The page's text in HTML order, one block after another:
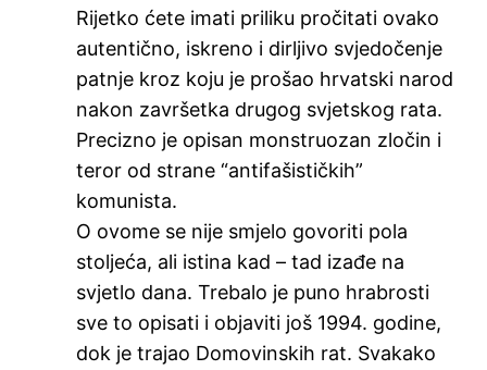
Rijetko ćete imati priliku pročitati ovako
autentično, iskreno i dirljivo svjedočenje
patnje kroz koju je prošao hrvatski narod
nakon završetka drugog svjetskog rata.
Precizno je opisan monstruozan zločin i
teror od strane “antifašističkih”
komunista.
O ovome se nije smjelo govoriti pola
stoljeća, ali istina kad – tad izađe na
svjetlo dana. Trebalo je puno hrabrosti
sve to opisati i objaviti još 1994. godine,
dok je trajao Domovinskih rat. Svakako